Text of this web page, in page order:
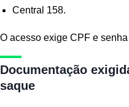
Central 158.
O acesso exige CPF e
Documentação
saque